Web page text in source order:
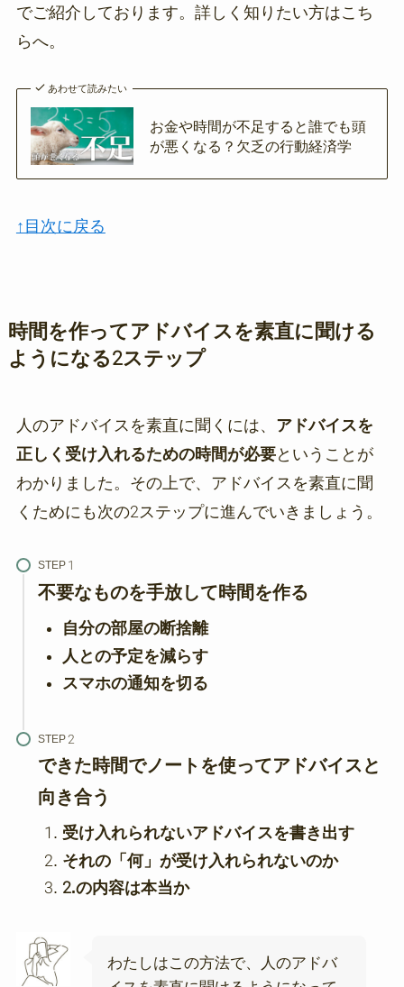
でご紹介しております。詳しく知りたい方はこち
らへ。
あわせて読みたい
お金や時間が不足すると誰でも頭
が悪くなる？欠乏の行動経済学
↑目次に戻る
時間を作ってアドバイスを素直に聞ける
ようになる2ステップ
人のアドバイスを素直に聞くには、 アドバイスを
正しく受け入れるための時間が必要ということが
わかりました。その上で、アドバイスを素直に聞
くためにも次の2ステップに進んでいきましょう。
STEP
不要なものを手放して時間を作る
自分の部屋の断捨離
人との予定を減らす
スマホの通知を切る
STEP
できた時間でノートを使ってアドバイスと
向き合う
受け入れられないアドバイスを書き出す
それの「何」が受け入れられないのか
2.の内容は本当か
わたしはこの方法で、人のアドバ